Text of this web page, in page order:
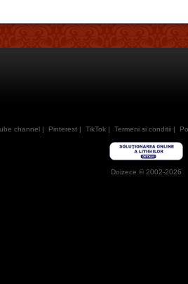
channel| Pinterest| TikTok| Termeni si conditii|
Doizece © 2002-2026